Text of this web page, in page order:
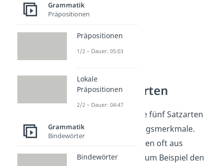
Nebensatzarten
Du kennst jetzt alle fünf Satzarten
und ihre Erkennungsmerkmale.
Doch Sätze bestehen oft aus
mehreren Teilen, zum Beispiel den
Grammatik
Präpositionen
Präpositionen
1/2 – Dauer: 05:03
Lokale
Präpositionen
2/2 – Dauer: 04:47
Grammatik
Bindewörter
Bindewörter